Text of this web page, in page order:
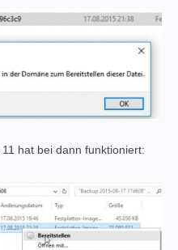
hat bei dann funktioniert: